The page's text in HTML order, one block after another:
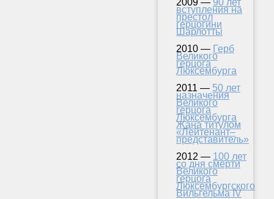
вступления на
престол
герцогини
Шарлотты
2010 — Герб
Великого
герцога
Люксембурга
2011 — 50 лет
назначения
Великого
герцога
Люксембурга
Жана титулом
«Лейтенант–
представитель»
2012 — 100 лет
со дня смерти
Великого
герцога
Люксембургского
Вильгельма IV